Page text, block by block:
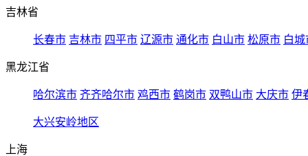
吉林省
长春市 吉林市 四平市 辽源市 通化市 白山市 松原市 白城
黑龙江省
哈尔滨市 齐齐哈尔市 鸡西市 鹤岗市 双鸭山市 大庆市 伊
大兴安岭地区
上海